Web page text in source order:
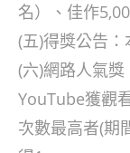
名）、佳作
(五)得獎公告：
(六)網路人氣
YouTube獲觀
次數最高者(期